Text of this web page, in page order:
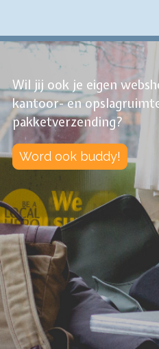
Wil jij ook je eigen
kantoor- en
pakketverzending?
Word ook buddy!